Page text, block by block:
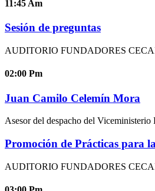
11:45 Am
Sesión de preguntas
AUDITORIO FUNDADORES
02:00 Pm
Juan Camilo Celemín Mora
Asesor del despacho del
Promoción de Prácticas para
AUDITORIO FUNDADORES